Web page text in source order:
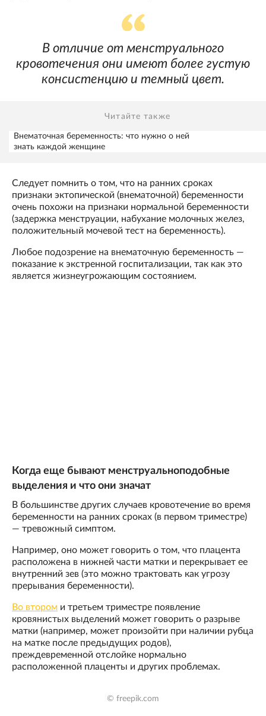
В отличие от менструального
кровотечения они имеют более густую
консистенцию и темный цвет.
Читайте также
Внематочная беременность: что нужно о ней
знать каждой женщине
Следует помнить о том, что на ранних сроках
признаки эктопической (внематочной) беременности
очень похожи на признаки нормальной беременности
(задержка менструации, набухание молочных желез,
положительный мочевой тест на беременность).
Любое подозрение на внематочную беременность —
показание к экстренной госпитализации, так как это
является жизнеугрожающим состоянием.
Когда еще бывают менструальноподобные
выделения и что они значат
В большинстве других случаев кровотечение во время
беременности на ранних сроках (в первом триместре)
— тревожный симптом.
Например, оно может говорить о том, что плацента
расположена в нижней части матки и перекрывает ее
внутренний зев (это можно трактовать как угрозу
прерывания беременности).
Во втором и третьем триместре появление
кровянистых выделений может говорить о разрыве
матки (например, может произойти при наличии рубца
на матке после предыдущих родов),
преждевременной отслойке нормально
расположенной плаценты и других проблемах.
© freepik.com